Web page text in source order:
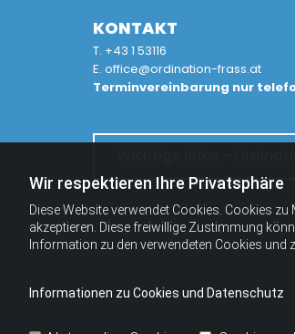
Wir respektieren Ihre Privatsphäre
Diese Website verwendet Cookies. Cookies
akzeptieren. Diese freiwillige Zustimmung
Information zu den verwendeten Cookies und
Informationen zu Cookies und Datenschutz
KONTAKT
T. +43 1 53116
E. office@ordination-frass.at
Terminvereinbarung nur